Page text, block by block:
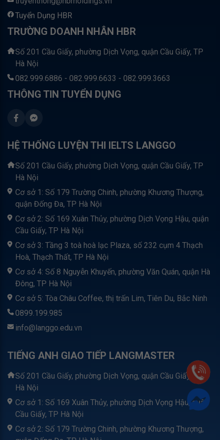
Tuyển Dụng HBR
TRƯỜNG DOANH NHÂN HBR
Số 201 Cầu Giấy, phường Dịch Vọng, quận Cầu Giấy, TP
Hà Nội
082.999.6886 - 082.999.6633 - 082.999.3663
THÔNG TIN TUYỂN DỤNG
HỆ THỐNG LUYỆN THI IELTS LANGGO
Số 201 Cầu Giấy, phường Dịch Vọng, quận Cầu Giấy, TP
Hà Nội
Cơ sở 1: Số 179 Trường Chinh, phường Khương Thượng,
quận Đống Đa, TP Hà Nội
Cơ sở 2: Số 169 Xuân Thủy, phường Dịch Vọng Hậu, quận
Cầu Giấy, TP Hà Nội
Cơ sở 3: Tầng 3 toà hoà lạc Plaza, số 232 cụm 4 Thạch
Hoà, Thạch Thất, TP Hà Nội
Cơ sở 4: Số 8 Nguyễn Khuyến, phường Văn Quán, quận Hà
Đông, TP Hà Nội
Cơ sở 5: Tòa Châu Coffee, thị trấn Lim, Tiên Du, Bắc Ninh
0899.199.985
info@langgo.edu.vn
TIẾNG ANH GIAO TIẾP LANGMASTER
Số 201 Cầu Giấy, phường Dịch Vọng, quận Cầu Giấy, TP
Hà Nội
Cơ sở 1: Số 169 Xuân Thủy, phường Dịch Vọng Hậu, quận
Cầu Giấy, TP Hà Nội
Cơ sở 2: Số 179 Trường Chinh, phường Khương Thượng,